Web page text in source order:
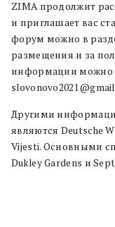
ZIMA продолжит
и приглашает вас
форум можно в
размещения и за
информации можно
Другими
являются Deutsche
Vijesti. Основными
Dukley Gardens и